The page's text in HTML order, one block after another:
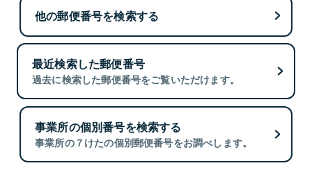
他の郵便番号を検索する
最近検索した郵便番号
過去に検索した郵便番号をご覧いただけます。
事業所の個別番号を検索する
事業所の７けたの個別郵便番号をお調べします。